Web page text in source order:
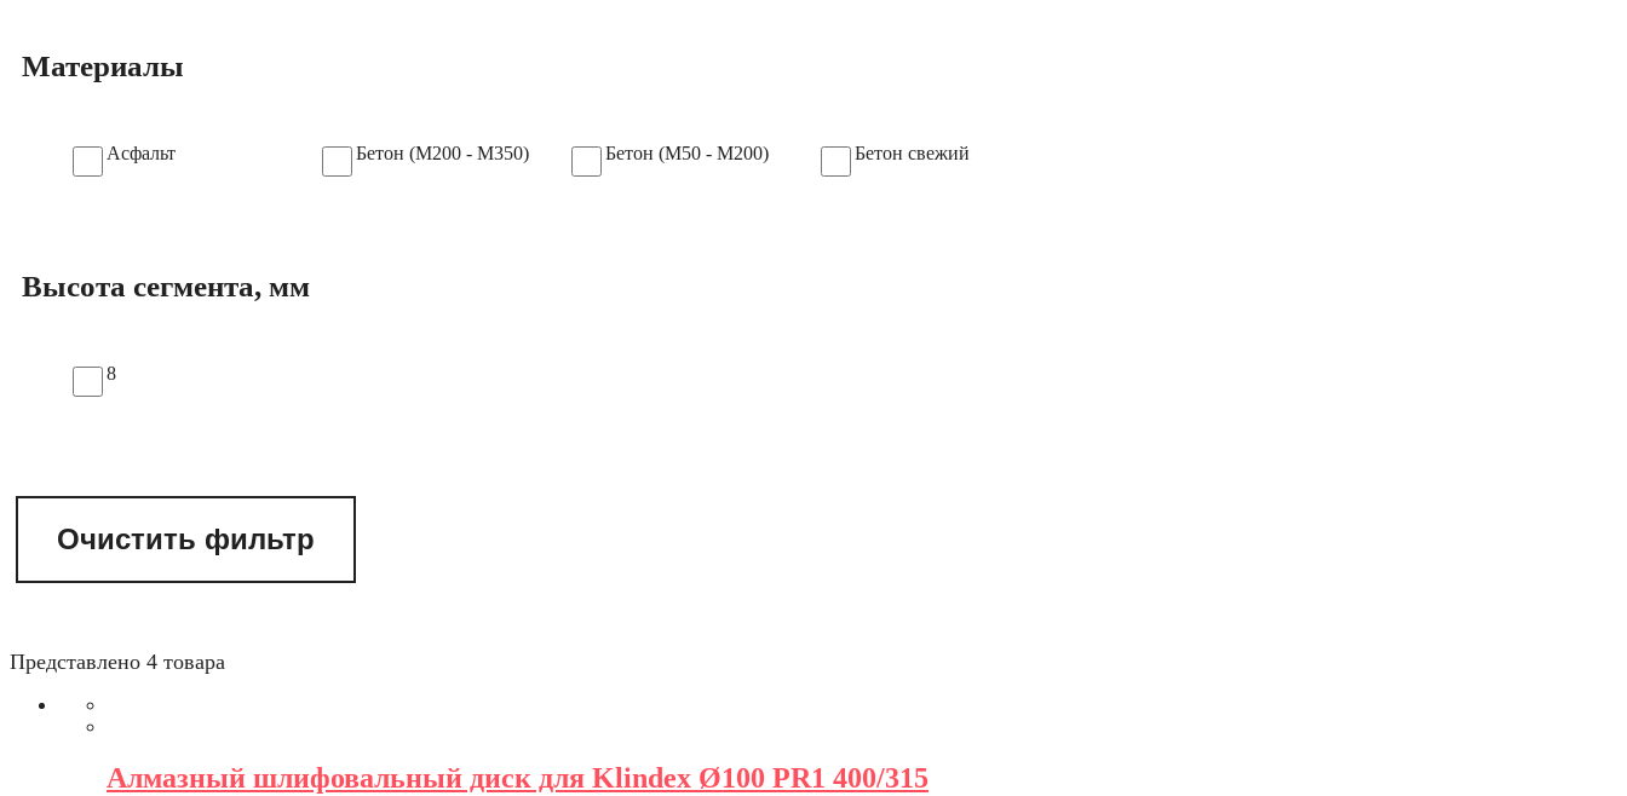
Материалы
Асфальт Бетон (М200 - М350) Бетон (М50 - М200) Бетон свежий
Высота сегмента, мм
8
Очистить фильтр
Представлено 4 товара
Алмазный шлифовальный диск для Klindex Ø100 PR1 400/315